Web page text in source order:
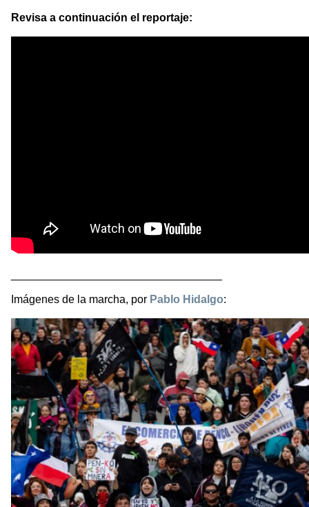
Revisa a continuación el reportaje:
Imágenes de la marcha, por Pablo Hidalgo: